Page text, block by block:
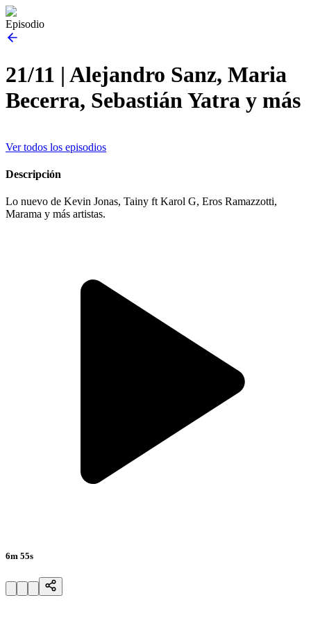
Episodio
21/11 | Alejandro Sanz, Maria
Becerra, Sebastián Yatra y más
Ver todos los episodios
Descripción
Lo nuevo de Kevin Jonas, Tainy ft Karol G, Eros Ramazzotti,
Marama y más artistas.
6m 55s